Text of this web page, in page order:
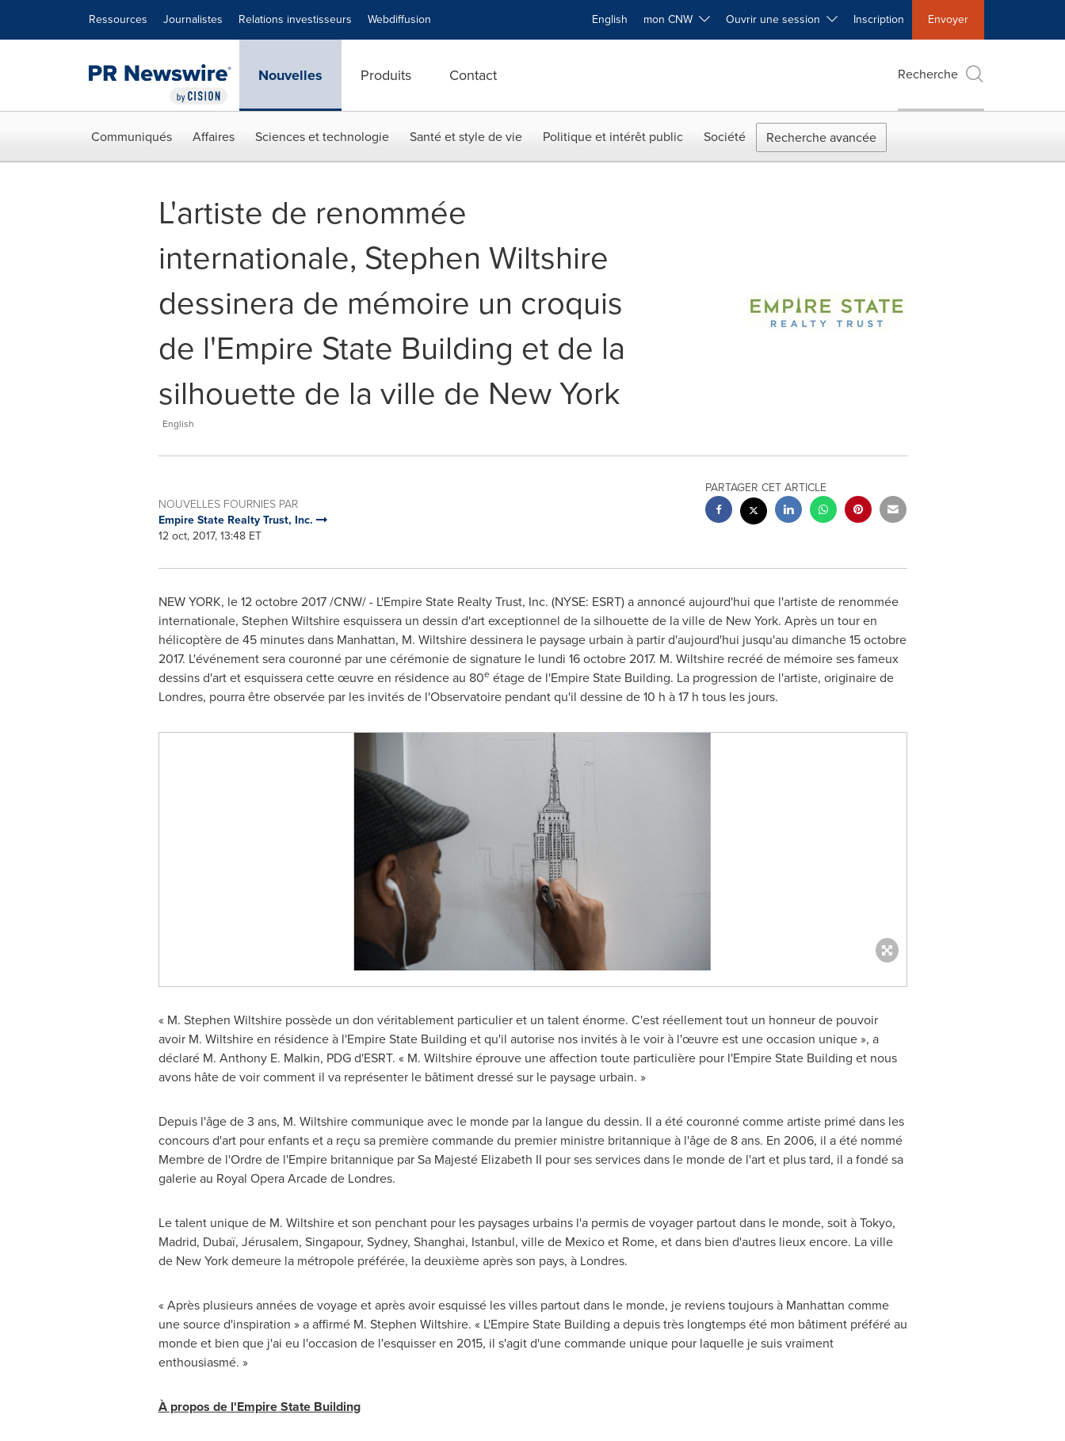
Ressources Journalistes Relations investisseurs Webdiffusion English mon CNW Ouvrir une session Inscription Envoyer
Nouvelles Produits Contact Recherche
Communiqués Affaires Sciences et technologie Santé et style de vie Politique et intérêt public Société Recherche avancée
L'artiste de renommée
internationale, Stephen Wiltshire
dessinera de mémoire un croquis
de l'Empire State Building et de la
silhouette de la ville de New York
English
NOUVELLES FOURNIES PAR
Empire State Realty Trust, Inc.
12 oct, 2017, 13:48 ET
PARTAGER CET ARTICLE
NEW YORK, le 12 octobre 2017 /CNW/ - L'Empire State Realty Trust, Inc. (NYSE: ESRT) a annoncé aujourd'hui que l'artiste de renommée
internationale, Stephen Wiltshireesquissera un dessin d'art exceptionnel de la silhouette de la ville de New York. Après un tour en
hélicoptère de 45 minutes dans Manhattan, M. Wiltshire dessinera le paysage urbain à partir d'aujourd'hui jusqu'au dimanche 15 octobre
2017. L'événement sera couronné par une cérémonie de signature le lundi 16 octobre 2017. M. Wiltshire recréé de mémoire ses fameux
dessins d'art et esquissera cette œuvre en résidence au 80eétage de l'Empire State Building. La progression de l'artiste, originaire de
Londres, pourra être observée par les invités de l'Observatoire pendant qu'il dessine de 10 h à 17 h tous les jours.
« M. Stephen Wiltshire possède un don véritablement particulier et un talent énorme. C'est réellement tout un honneur de pouvoir
avoir M. Wiltshire en résidence à l'Empire State Building et qu'il autorise nos invités à le voir à l'œuvre est une occasion unique », a
déclaré M. Anthony E. Malkin, PDG d'ESRT. « M. Wiltshire éprouve une affection toute particulière pour l'Empire State Building et nous
avons hâte de voir comment il va représenter le bâtiment dressé sur le paysage urbain. »
Depuis l'âge de 3 ans, M. Wiltshire communique avec le monde par la langue du dessin. Il a été couronné comme artiste primé dans les
concours d'art pour enfants et a reçu sa première commande du premier ministre britannique à l'âge de 8 ans. En 2006, il a été nommé
Membre de l'Ordre de l'Empire britannique par Sa Majesté Elizabeth II pour ses services dans le monde de l'art et plus tard, il a fondé sa
galerie au Royal Opera Arcade de Londres.
Le talent unique de M. Wiltshire et son penchant pour les paysages urbains l'a permis de voyager partout dans le monde, soit àTokyo,
Madrid, Dubaï, Jérusalem, Singapour, Sydney, Shanghai, Istanbul, ville de Mexicoet Rome, et dans bien d'autres lieux encore. La ville
de New Yorkdemeure la métropole préférée, la deuxième après son pays, à Londres.
« Après plusieurs années de voyage et après avoir esquissé les villes partout dans le monde, je reviens toujours à Manhattan comme
une source d'inspiration » a affirmé M. Stephen Wiltshire. « L'Empire State Building a depuis très longtemps été mon bâtiment préféré au
monde et bien que j'ai eu l'occasion de l'esquisser en 2015, il s'agit d'une commande unique pour laquelle je suis vraiment
enthousiasmé. »
À propos de l'Empire State Building